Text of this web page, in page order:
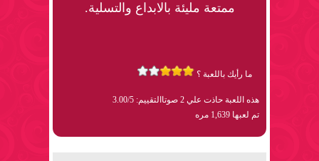
ممتعة مليئة بالابداع والتسلية.
ما رأيك باللعبة ؟
هذه اللعبة حاذت علي 2 صوتا
التقييم: 3.00/5
تم لعبها 1,639 مره